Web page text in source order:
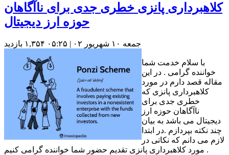
کلاهبرداری پانزی خطری جدی برای ناآگاهان
حوزه ارز دیجیتال
جمعه ۱۰ شهریور ۰۲ | ۰۵:۲۵ ۱,۳۵۴ بازديد
با سلام خدمت شما
خواننده گرامی . در این
مقاله قصد دارم در مورد
کلاهبرداری پانزی که
خطری جدی برای
ناآگاهان حوزه ارز
دیجیتال می باشد به بیان
چند نکته بپردازم .در ابتدا
لازم می دانم که نکاتی در
مورد کلاهبرداری پانزی تقدیم حضور شما خواننده گرامی کنیم .